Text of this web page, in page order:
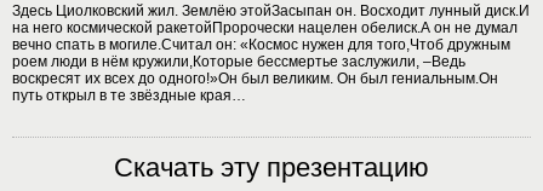
Здесь Циолковский жил. Землёю этойЗасыпан он. Восходит лунный диск.И
на него космической ракетойПророчески нацелен обелиск.А он не думал
вечно спать в могиле.Считал он: «Космос нужен для того,Чтоб дружным
роем люди в нём кружили,Которые бессмертье заслужили, –Ведь
воскресят их всех до одного!»Он был великим. Он был гениальным.Он
путь открыл в те звёздные края…
Скачать эту презентацию